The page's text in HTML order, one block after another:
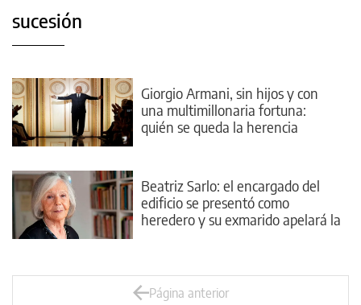
sucesión
Giorgio Armani, sin hijos y con
una multimillonaria fortuna:
quién se queda la herencia
Beatriz Sarlo: el encargado del
edificio se presentó como
heredero y su exmarido apelará la
Página anterior